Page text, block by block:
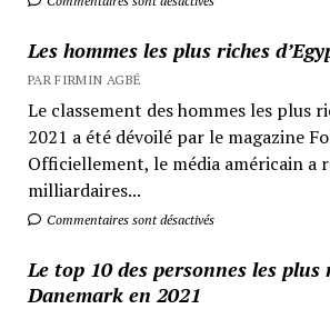
Les hommes les plus riches
PAR FIRMIN AGBÉ
Le classement des hommes les plus
2021 a été dévoilé par le magazine
Officiellement, le média américain a
milliardaires...
Commentaires sont désactivés
Le top 10 des personnes les plus
Danemark en 2021